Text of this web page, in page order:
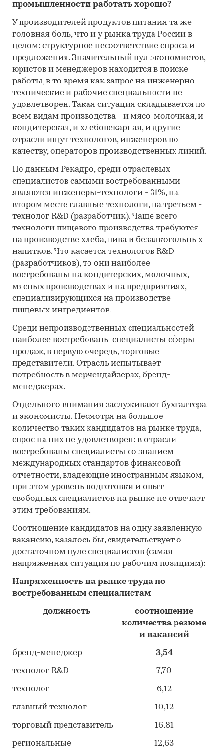
промышленности работать хорошо?
У производителей продуктов питания та же
головная боль, что и у рынка труда России в
целом: структурное несоответствие спроса и
предложения. Значительный пул экономистов,
юристов и менеджеров находится в поиске
работы, в то время как запрос на инженерно-
технические и рабочие специальности не
удовлетворен. Такая ситуация складывается по
всем видам производства - и мясо-молочная, и
кондитерская, и хлебопекарная, и другие
отрасли ищут технологов, инженеров по
качеству, операторов производственных линий.
По данным Рекадро, среди отраслевых
специалистов самыми востребованными
являются инженеры-технологи - 31%, на
втором месте главные технологи, на третьем -
технолог R&D (разработчик). Чаще всего
технологи пищевого производства требуются
на производстве хлеба, пива и безалкогольных
напитков. Что касается технологов R&D
(разработчиков), то они наиболее
востребованы на кондитерских, молочных,
мясных производствах и на предприятиях,
специализирующихся на производстве
пищевых ингредиентов.
Среди непроизводственных специальностей
наиболее востребованы специалисты сферы
продаж, в первую очередь, торговые
представители. Отрасль испытывает
потребность в мерчендайзерах, бренд-
менеджерах.
Отдельного внимания заслуживают бухгалтера
и экономисты. Несмотря на большое
количество таких кандидатов на рынке труда,
спрос на них не удовлетворен: в отрасли
востребованы специалисты со знанием
международных стандартов финансовой
отчетности, владеющие иностранным языком,
при этом уровень подготовки и опыт
свободных специалистов на рынке не отвечает
этим требованиям.
Соотношение кандидатов на одну заявленную
вакансию, казалось бы, свидетельствует о
достаточном пуле специалистов (самая
напряженная ситуация по рабочим позициям):
Напряженность на рынке труда по
востребованным специалистам
должность
соотношение
количества резюме
и вакансий
бренд-менеджер 3,54
технолог R&D 7,70
технолог 6,12
главный технолог 10,12
торговый представитель 16,81
региональные 12,63